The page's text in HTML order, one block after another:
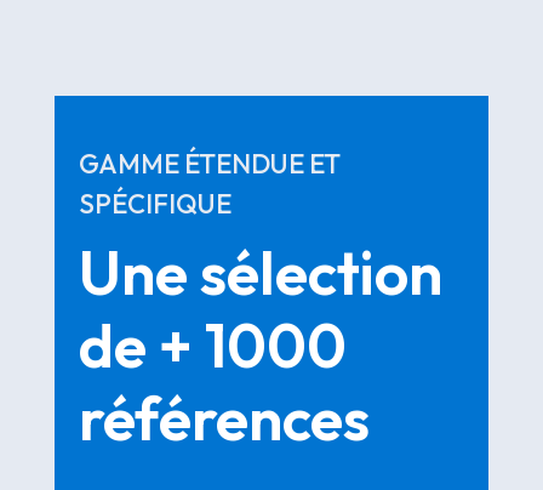
GAMME ÉTENDUE ET
SPÉCIFIQUE
Une sélection
de + 1000
références